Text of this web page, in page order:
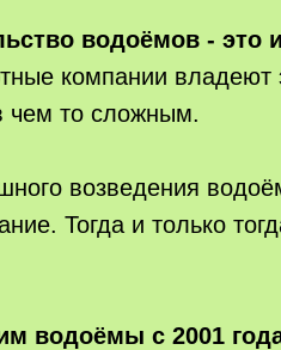
водоёмов - это
компании владеют
чем то сложным.
возведения
Тогда и только
водоёмы с 2001